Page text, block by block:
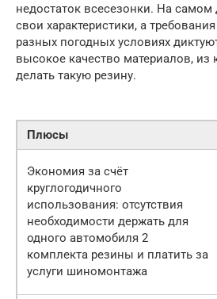
недостаток всесезонки. На самом
свои характеристики, а
разных погодных условиях
высокое качество материалов, из
делать такую резину.
Плюсы
Экономия за счёт
круглогодичного
использования: отсутствия
необходимости держать для
одного автомобиля 2
комплекта резины и платить за
услуги шиномонтажа